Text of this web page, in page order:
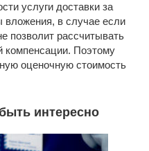
услуги доставки за
вложения, в случае если
позволит рассчитывать
компенсации. Поэтому
оценочную стоимость
интересно